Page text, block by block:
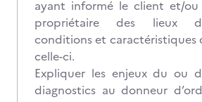
ayant informé le client et/
propriétaire des lieux
conditions et caractéristiques
celle-ci.
Expliquer les enjeux du ou
diagnostics au donneur